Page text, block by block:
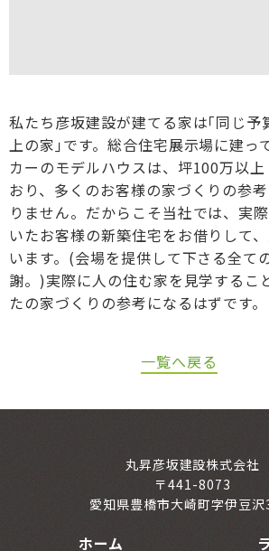
私たち彦坂建設が建てる家は｢同じ予
上の家｣です。総合住宅展示場に建っ
カーのモデルハウスは、坪100万以
おり、多くのお客様の家づくりの参
りません。だからこそ当社では、実
いたお客様の新築住宅をお借りして
います。(会場を提供して下さる全て
謝。)実際に人の住む家を見学するこ
たの家づくりの参考になるはずです。
一覧へ戻る
丸昇彦坂建設株式会社
〒441-8073
愛知県豊橋市大崎町字伊豆
ホーム